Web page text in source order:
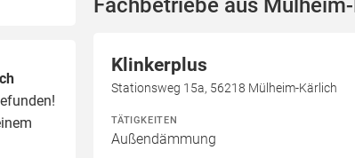
Fachbetriebe aus
Klinkerplus
Stationsweg 15a, 56218 Mülheim-Kärlich
TÄTIGKEITEN
Außendämmung